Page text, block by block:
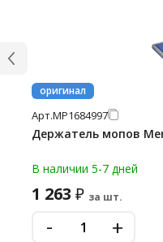
оригинал
Арт.МР1684997
Держатель мопов
В наличии 5-7 дней
1 263 ₽ за шт.
- +